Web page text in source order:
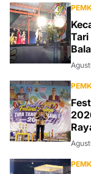
Tari